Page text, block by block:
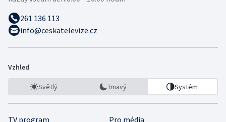
261 136 113
info@ceskatelevize.cz
Vzhled
Světlý Tmavý Systém
TV program Pro média